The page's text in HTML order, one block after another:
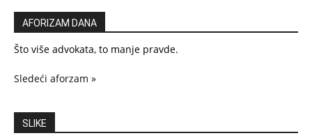
AFORIZAM DANA
Što više advokata, to manje pravde.
Sledeći aforzam »
SLIKE